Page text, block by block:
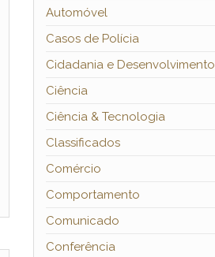
Automóvel
Casos de Polícia
Cidadania e Desenvolvimento
Ciência
Ciência & Tecnologia
Classificados
Comércio
Comportamento
Comunicado
Conferência